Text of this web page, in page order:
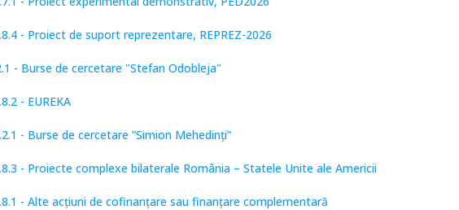
- Proiect de suport reprezentare, REPREZ-2026
- Burse de cercetare "Stefan Odobleja"
- EUREKA
- Burse de cercetare ”Simion Mehedinți”
- Proiecte complexe bilaterale România – Statele Unite ale Americii
- Alte acțiuni de cofinanțare sau finanțare complementară